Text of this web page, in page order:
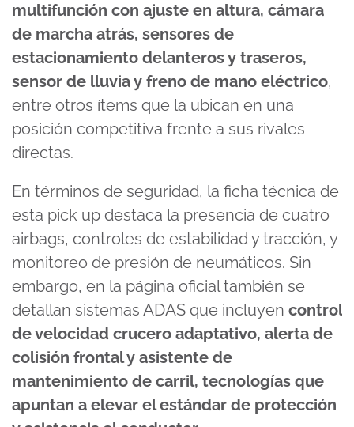
multifunción con ajuste en altura, cámara
de marcha atrás, sensores de
estacionamiento delanteros y traseros,
sensor de lluvia y freno de mano eléctrico,
entre otros ítems que la ubican en una
posición competitiva frente a sus rivales
directas.
En términos de seguridad, la ficha técnica de
esta pick up destaca la presencia de cuatro
airbags, controles de estabilidad y tracción, y
monitoreo de presión de neumáticos. Sin
embargo, en la página oficial también se
detallan sistemas ADAS que incluyen control
de velocidad crucero adaptativo, alerta de
colisión frontal y asistente de
mantenimiento de carril, tecnologías que
apuntan a elevar el estándar de protección